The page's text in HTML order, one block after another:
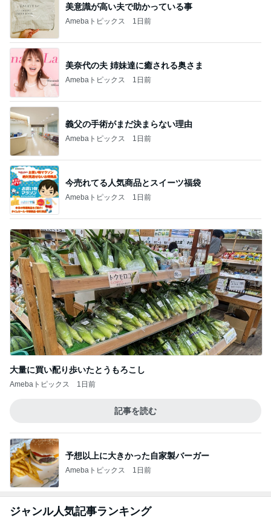
美意識が高い夫で助かっている事
Amebaトピックス 1日前
美奈代の夫 姉妹達に癒される奥さま
Amebaトピックス 1日前
義父の手術がまだ決まらない理由
Amebaトピックス 1日前
今売れてる人気商品とスイーツ福袋
Amebaトピックス 1日前
大量に買い配り歩いたとうもろこし
Amebaトピックス 1日前
記事を読む
予想以上に大きかった自家製バーガー
Amebaトピックス 1日前
ジャンル人気記事ランキング